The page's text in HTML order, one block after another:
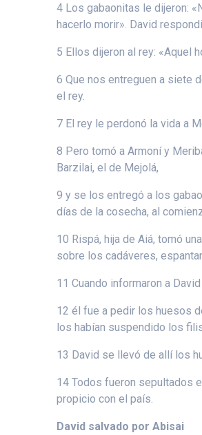
4 Los gabaonitas le dijeron:
hacerlo morir». David
5 Ellos dijeron al rey: «Aquel
6 Que nos entreguen a siete
el rey.
7 El rey le perdonó la vida a
8 Pero tomó a Armoní y
Barzilai, el de Mejolá,
9 y se los entregó a los
días de la cosecha, al
10 Rispá, hija de Aiá, tomó
sobre los cadáveres,
11 Cuando informaron a
12 él fue a pedir los huesos
los habían suspendido los
13 David se llevó de allí los
14 Todos fueron sepultados
propicio con el país.
David salvado por Abisai